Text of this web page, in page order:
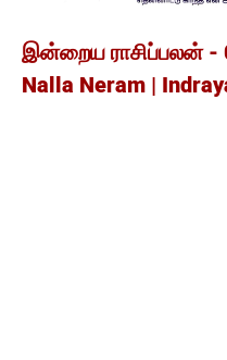
இன்றைய ராசிப்பலன் -
Nalla Neram |